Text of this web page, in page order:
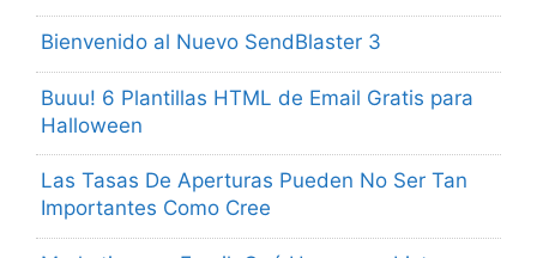
Bienvenido al Nuevo SendBlaster 3
Buuu! 6 Plantillas HTML de Email Gratis para
Halloween
Las Tasas De Aperturas Pueden No Ser Tan
Importantes Como Cree